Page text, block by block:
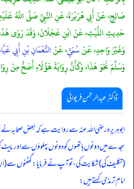
صَالِحٍ، عَنْ أَبِي هُرَيْرَةَ، عَنِ النَّبِيِّ صَلَّى اللَّهُ
حَدِيثِ اللَّيْثِ، عَنْ ابْنِ عَجْلَانَ، وَقَدْ رَوَى
وَغَيْرُ وَاحِدٍ، عَنْسُمَيٍّ، عَنْالنُّعْمَانِ بْنِ أَبِي
وَسَلَّمَ نَحْوَ هَذَا، وَكَأَنَّ رِوَايَةَ هَؤُلَاءِ أَصَحُّ مِنْ
ڈاکٹر عبدالرحمٰن فریوائی
ابوہریرہ رضی الله عنہ سے روایت ہے کہبعض صحابہ نے
سجدے میں دونوں ہاتھوں کو دونوں پہلوؤں سے اور
(تکلیف کی) شکایت کی، تو آپ نے فرمایا: گھٹنوں سے (ان
امام ترمذی کہتے ہیں: